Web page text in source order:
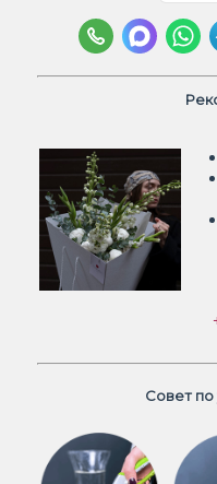
Совет по